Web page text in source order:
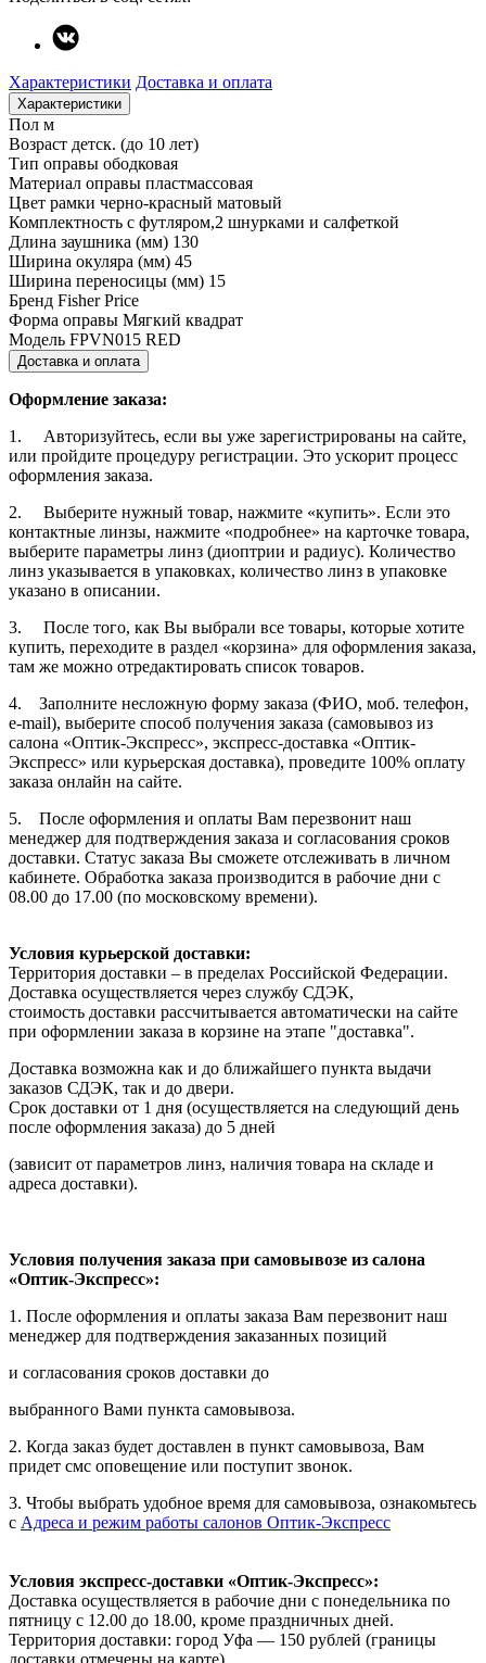
Характеристики Доставка и оплата
Характеристики
Пол м
Возраст детск. (до 10 лет)
Тип оправы ободковая
Материал оправы пластмассовая
Цвет рамки черно-красный матовый
Комплектность с футляром,2 шнурками и салфеткой
Длина заушника (мм) 130
Ширина окуляра (мм) 45
Ширина переносицы (мм) 15
Бренд Fisher Price
Форма оправы Мягкий квадрат
Модель FPVN015 RED
Доставка и оплата
Оформление заказа:
1. Авторизуйтесь, если вы уже зарегистрированы на сайте,
или пройдите процедуру регистрации. Это ускорит процесс
оформления заказа.
2. Выберите нужный товар, нажмите «купить». Если это
контактные линзы, нажмите «подробнее» на карточке товара,
выберите параметры линз (диоптрии и радиус). Количество
линз указывается в упаковках, количество линз в упаковке
указано в описании.
3. После того, как Вы выбрали все товары, которые хотите
купить, переходите в раздел «корзина» для оформления заказа,
там же можно отредактировать список товаров.
4. Заполните несложную форму заказа (ФИО, моб. телефон,
e-mail), выберите способ получения заказа (самовывоз из
салона «Оптик-Экспресс», экспресс-доставка «Оптик-
Экспресс» или курьерская доставка), проведите 100% оплату
заказа онлайн на сайте.
5. После оформления и оплаты Вам перезвонит наш
менеджер для подтверждения заказа и согласования сроков
доставки. Статус заказа Вы сможете отслеживать в личном
кабинете. Обработка заказа производится в рабочие дни с
08.00 до 17.00 (по московскому времени).
Условия курьерской доставки:
Территория доставки – в пределах Российской Федерации.
Доставка осуществляется через службу СДЭК,
стоимость доставки рассчитывается автоматически на сайте
при оформлении заказа в корзине на этапе "доставка".
Доставка возможна как и до ближайшего пункта выдачи
заказов СДЭК, так и до двери.
Срок доставки от 1 дня (осуществляется на следующий день
после оформления заказа) до 5 дней
(зависит от параметров линз, наличия товара на складе и
адреса доставки).
Условия получения заказа при самовывозе из салона
«Оптик-Экспресс»:
1. После оформления и оплаты заказа Вам перезвонит наш
менеджер для подтверждения заказанных позиций
и согласования сроков доставки до
выбранного Вами пункта самовывоза.
2. Когда заказ будет доставлен в пункт самовывоза, Вам
придет смс оповещение или поступит звонок.
3. Чтобы выбрать удобное время для самовывоза, ознакомьтесь
с Адреса и режим работы салонов Оптик-Экспресс
Условия экспресс-доставки «Оптик-Экспресс»:
Доставка осуществляется в рабочие дни с понедельника по
пятницу с 12.00 до 18.00, кроме праздничных дней.
Территория доставки: город Уфа — 150 рублей (границы
доставки отмечены на карте).